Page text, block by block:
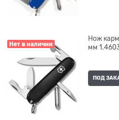
Нет в наличии
Нож
мм
ПОД